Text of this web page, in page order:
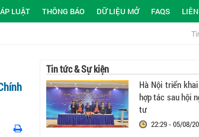
LUẬT THÔNG BÁO DỮ LIỆU MỞ FAQS
Tin tức & Sự kiện
Hà Nội triển
hợp tác sau hội
tư
22:29 - 05/08/